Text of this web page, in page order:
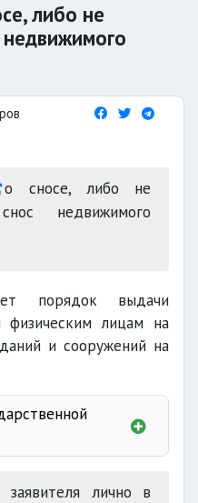
либо не
о сносе, либо не
недвижимого
порядок выдачи
лицам на
и сооружений на
лично в